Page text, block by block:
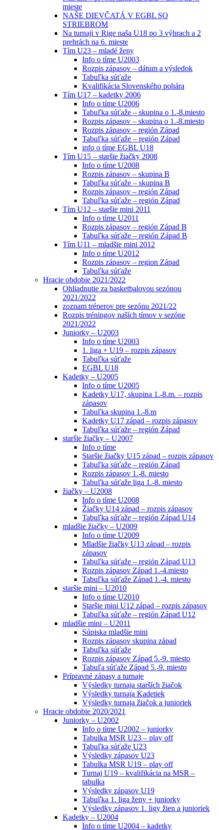
mieste
NAŠE DIEVČATÁ V EGBL SO
STRIEBROM
Na turnaji v Rige naša U18 po 3 výhrach a 2
prehrách na 6. mieste
Tím U23 – mladé ženy
Info o tíme U2003
Rozpis zápasov – dátum a výsledok
Tabuľka súťaže
Kvalifikácia Slovenského pohára
Tím U17 – kadetky 2006
Info o tíme U2006
Tabuľka súťaže – skupina o 1.-8.miesto
Rozpis zápasov – skupina o 1.-8.miesto
Rozpis zápasov – región Západ
Tabuľka súťaže – región Západ
info o tíme EGBL U18
Tím U15 – staršie žiačky 2008
Info o tíme U2008
Rozpis zápasov – skupina B
Tabuľka súťaže – skupina B
Rozpis zápasov – región Západ
Tabuľka súťaže – región Západ
Tím U12 – staršie mini 2011
Info o tíme U2011
Rozpis zápasov – región Západ B
Tabuľka súťaže – región Západ B
Tím U11 – mladšie mini 2012
Info o tíme U2012
Rozpis zápasov – region Západ
Tabuľka súťaže
Hracie obdobie 2021/2022
Ohliadnutie za basketbalovou sezónou
2021/2022
zoznam trénerov pre sezónu 2021/22
Rozpis tréningov naších tímov v sezóne
2021/2022
Juniorky – U2003
Info o tíme U2003
1. liga + U19 – rozpis zápasov
Tabuľka súťaže
EGBL U18
Kadetky – U2005
Info o tíme U2005
Kadetky U17, skupina 1.-8.m. – rozpis
zápasov
Tabuľka skupina 1.-8.m
Kadetky U17 západ – rozpis zápasov
Tabuľka súťaže – región Západ
staršie žiačky – U2007
Info o tíme
Staršie žiačky U15 západ – rozpis zápasov
Tabuľka súťaže – región Západ
Rozpis zápasov 1.-8. miesto
Tabuľka súťaže liga 1.-8. miesto
žiačky – U2008
Info o tíme U2008
Žiačky U14 západ – rozpis zápasov
Tabuľka súťaže – región Západ U14
mladšie žiačky – U2009
Info o tíme U2009
Mladšie žiačky U13 západ – rozpis
zápasov
Tabuľka súťaže – región Západ U13
Rozpis zápasov Západ 1.-4.miesto
Tabuľka súťaže Západ 1.-4. miesto
staršie mini – U2010
Info o tíme U2010
Staršie mini U12 západ – rozpis zápasov
Tabuľka súťaže – región Západ U12
mladšie mini – U2011
Súpiska mladšie mini
Rozpis zápasov skupina západ
Tabuľka súťaže
Rozpis zápasov Západ 5.-9. miesto
Tabuľa súťaže Západ 5.-9. miesto
Prípravné zápasy a turnaje
Výsledky turnaja starších žiačok
Výsledky turnaja Kadetiek
Výsledky turnaja žiačok a junioriek
Hracie obdobie 2020/2021
Juniorky – U2002
Info o tíme U2002 – juniorky
Tabulka MSR U23 – play off
Tabuľka súťaže U23
Výsledky zápasov U23
Tabulka MSR U19 – play off
Turnaj U19 – kvalifikácia na MSR –
tabulka
Výsledky zápasov U19
Tabuľka 1. liga ženy + juniorky
Výsledky zápasov 1. ligy žien a junioriek
Kadetky – U2004
Info o tíme U2004 – kadetky